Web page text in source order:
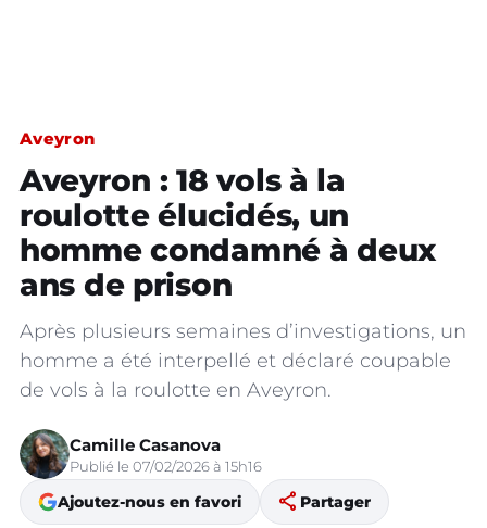
Aveyron
Aveyron : 18 vols à la
roulotte élucidés, un
homme condamné à deux
ans de prison
Après plusieurs semaines d’investigations, un
homme a été interpellé et déclaré coupable
de vols à la roulotte en Aveyron.
Camille Casanova
Publié le 07/02/2026 à 15h16
Ajoutez-nous en favori share Partager